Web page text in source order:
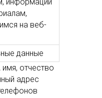
на веб-
данные
отчество
адрес